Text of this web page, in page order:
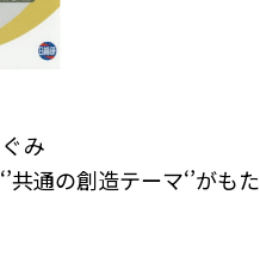
み
通の創造テーマ‘’がもた